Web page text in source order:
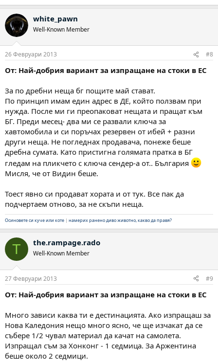
white_pawn
Well-Known Member
26 Февруари 2013 #8
От: Най-добрия вариант за изпращане на стоки в ЕС
За по дребни неща бг пощите май стават.
По принцип имам един адрес в ДЕ, който ползвам при
нужда. После ми ги преопаковат нещата и пращат към
БГ. Преди месец- два ми се развали ключа за
хавтомобила и си поръчах резервен от ибей + разни
други неща. Не погледнах продавача, понеже беше
дребна сумата. Като пристигна голямата пратка в БГ
гледам на пликчето с ключа сендер-а от.. България
Мисля, че от Видин беше.
Тоест явно си продават хората и от тук. Все пак да
подчертаем отново, за не скъпи неща.
Осиновете си куче или коте | намерих ранено диво животно, какво да правя?
T the.rampage.rado
Well-Known Member
27 Февруари 2013 #9
От: Най-добрия вариант за изпращане на стоки в ЕС
Много зависи каква ти е дестинацията. Ако изпращаш за
Нова Каледония нещо много ясно, че ще изчакат да се
събере 1/2 чувал материал да качат на самолета.
Изпращал съм за Хонконг - 1 седмица. За Аржентина
беше около 2 седмици.